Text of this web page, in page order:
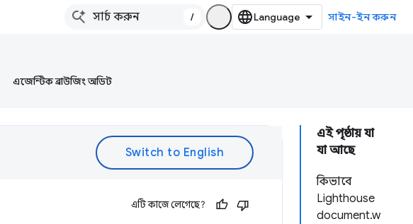
/ সাইন-ইন করুন
এজেন্টিক ব্রাউজিং অডিট
এই পৃষ্ঠায় যা
যা আছে
কিভাবে
Lighthouse
document.w
এটি কাজে লেগেছে?